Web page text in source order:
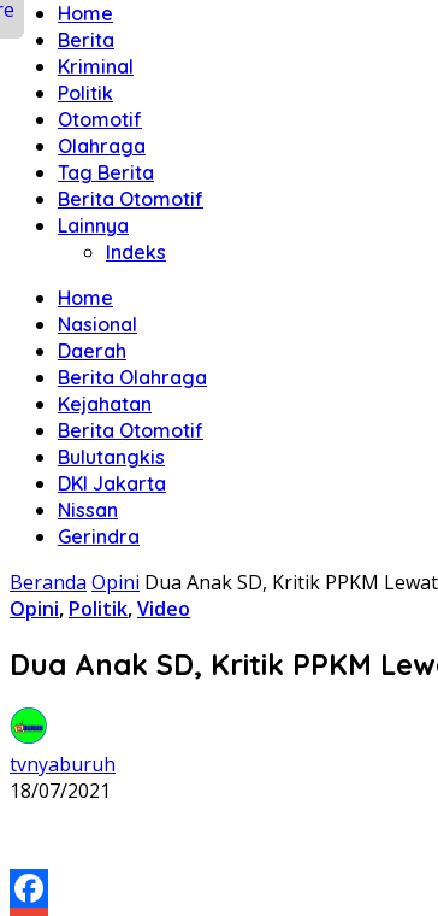
Home
Berita
Kriminal
Politik
Otomotif
Olahraga
Tag Berita
Berita Otomotif
Lainnya
Indeks
Home
Nasional
Daerah
Berita Olahraga
Kejahatan
Berita Otomotif
Bulutangkis
DKI Jakarta
Nissan
Gerindra
Beranda Opini Dua Anak SD, Kritik PPKM
Opini, Politik,Video
Dua Anak SD, Kritik PPKM
tvnyaburuh
18/07/2021